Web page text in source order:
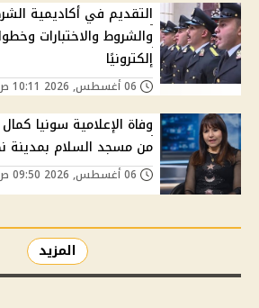
والشروط والاختبارات
إلكترونيًا
وفاة الإعلامية سونيا
من مسجد السلام بمدينة
المزيد